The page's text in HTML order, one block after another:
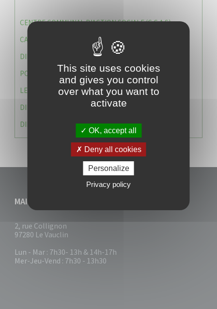
CENTRE COMMUNAL D’ACTION SOCIALE (C.C.A.S)
CAISSE DES ÉCOLES
DIRECTION DES SERVICES TECHNIQUES
POLICE MUNICIPALE
LE CABINET DU MAIRE
DIRECTION DES RESSOURCES ET MOYENS
DIRECTION DU DEVELLOPPEMENT URBAIN DURABL
MAIRIE DU VAUCLIN
2, rue Collignon
97280 Le Vauclin
Lun - Mar : 7h30- 13h & 14h-17h
Mer-Jeu-Vend : 7h30 - 13h30
This site uses cookies
and gives you control
over what you want to
activate
OK, accept all
Deny all cookies
Personalize
Privacy policy